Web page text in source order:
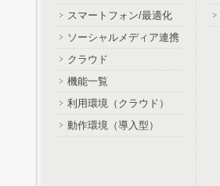
スマートフォン/最適化
ソーシャルメディア連携
クラウド
機能一覧
利用環境（クラウド）
動作環境（導入型）